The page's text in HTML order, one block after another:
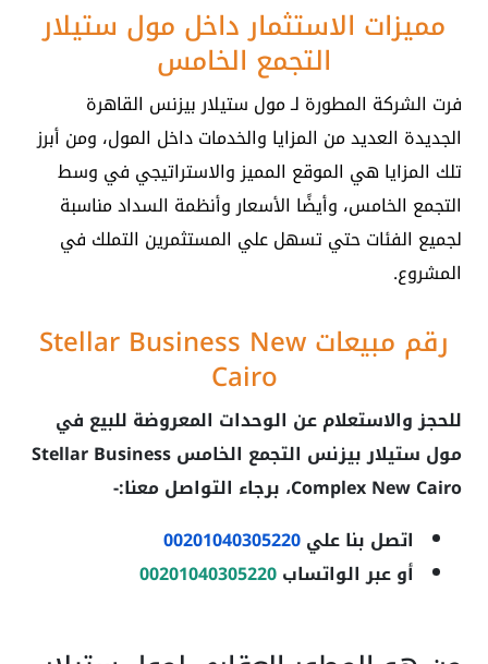
مميزات الاستثمار داخل مول ستيلار
التجمع الخامس
فرت الشركة المطورة لـ مول ستيلار بيزنس القاهرة
الجديدة العديد من المزايا والخدمات داخل المول، ومن أبرز
تلك المزايا هي الموقع المميز والاستراتيجي في وسط
التجمع الخامس، وأيضًا الأسعار وأنظمة السداد مناسبة
لجميع الفئات حتي تسهل علي المستثمرين التملك في
المشروع.
رقم مبيعات Stellar Business New
Cairo
للحجز والاستعلام عن الوحدات المعروضة للبيع في
مول ستيلار بيزنس التجمع الخامس Stellar Business
Complex New Cairo، برجاء التواصل معنا:-
اتصل بنا علي00201040305220
أو عبر الواتساب00201040305220